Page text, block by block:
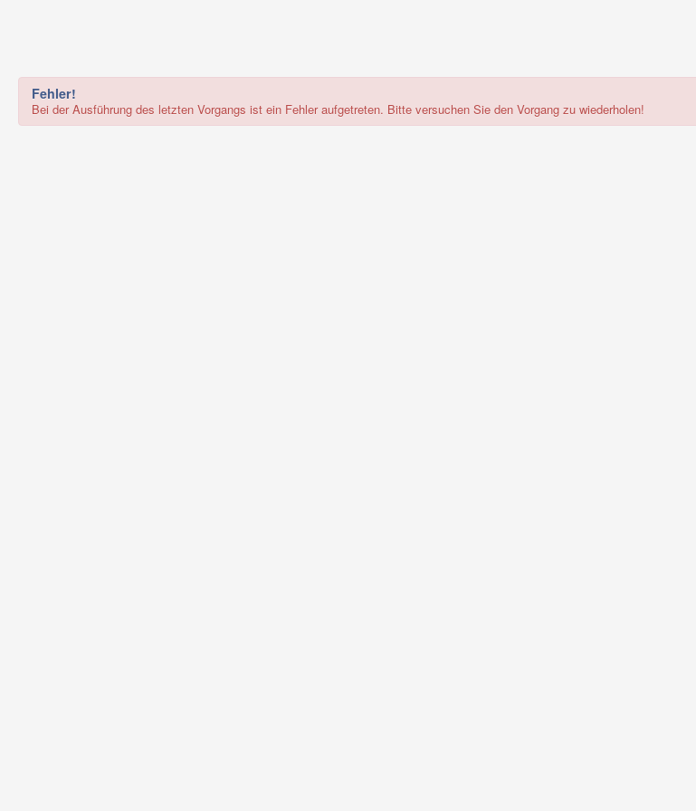
Fehler!
Bei der Ausführung des letzten Vorgangs ist ein Fehler aufgetreten. Bitte versuchen Sie den Vorgang zu wiederholen!